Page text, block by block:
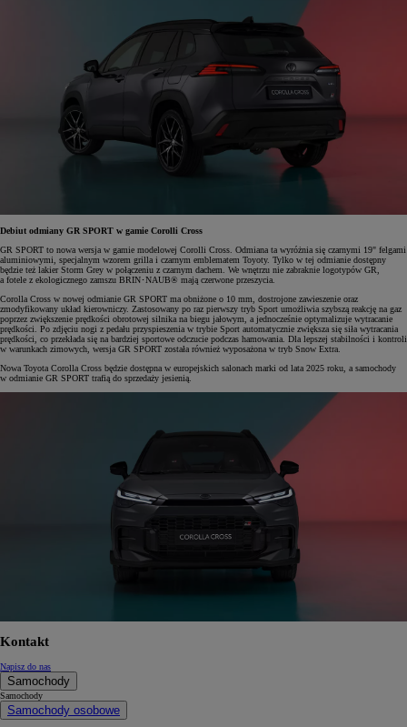
Debiut odmiany GR SPORT w gamie Corolli Cross
GR SPORT to nowa wersja w gamie modelowej Corolli Cross. Odmiana ta wyróżnia się czarnymi 19" felgami
aluminiowymi, specjalnym wzorem grilla i czarnym emblematem Toyoty. Tylko w tej odmianie dostępny
będzie też lakier Storm Grey w połączeniu z czarnym dachem. We wnętrzu nie zabraknie logotypów GR,
a fotele z ekologicznego zamszu BRIN･NAUB® mają czerwone przeszycia.
Corolla Cross w nowej odmianie GR SPORT ma obniżone o 10 mm, dostrojone zawieszenie oraz
zmodyfikowany układ kierowniczy. Zastosowany po raz pierwszy tryb Sport umożliwia szybszą reakcję na gaz
poprzez zwiększenie prędkości obrotowej silnika na biegu jałowym, a jednocześnie optymalizuje wytracanie
prędkości. Po zdjęciu nogi z pedału przyspieszenia w trybie Sport automatycznie zwiększa się siła wytracania
prędkości, co przekłada się na bardziej sportowe odczucie podczas hamowania. Dla lepszej stabilności i kontroli
w warunkach zimowych, wersja GR SPORT została również wyposażona w tryb Snow Extra.
Nowa Toyota Corolla Cross będzie dostępna w europejskich salonach marki od lata 2025 roku, a samochody
w odmianie GR SPORT trafią do sprzedaży jesienią.
Kontakt
Napisz do nas
Samochody
Samochody
Samochody osobowe